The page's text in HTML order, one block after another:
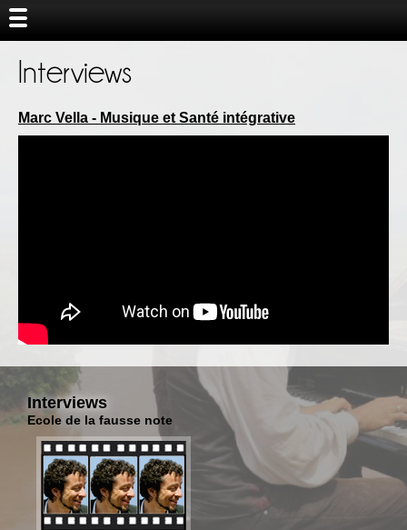
Interviews
Marc Vella - Musique et Santé intégrative
Interviews
Ecole de la fausse note